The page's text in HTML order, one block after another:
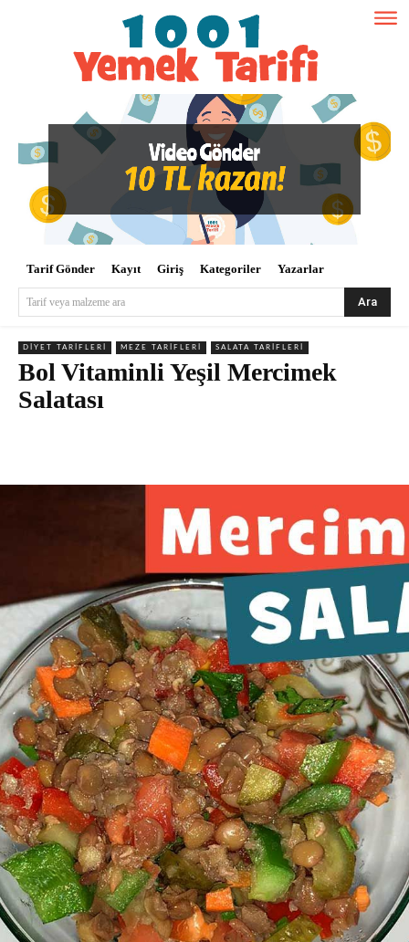
Tarif Gönder Kayıt Giriş Kategoriler Yazarlar
Tarif veya malzeme ara Ara
DIYET TARIFLERI MEZE TARIFLERI SALATA TARIFLERI
Bol Vitaminli Yeşil Mercimek
Salatası